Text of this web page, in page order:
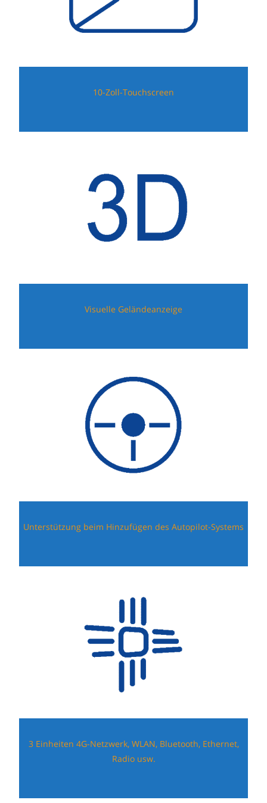
10-Zoll-Touchscreen
Visuelle Geländeanzeige
Unterstützung beim Hinzufügen des Autopilot-Systems
3 Einheiten 4G-Netzwerk, WLAN, Bluetooth, Ethernet,
Radio usw.